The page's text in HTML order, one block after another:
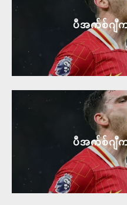
ပီအက်စ်ဂျီ
ပီအက်စ်ဂျီ